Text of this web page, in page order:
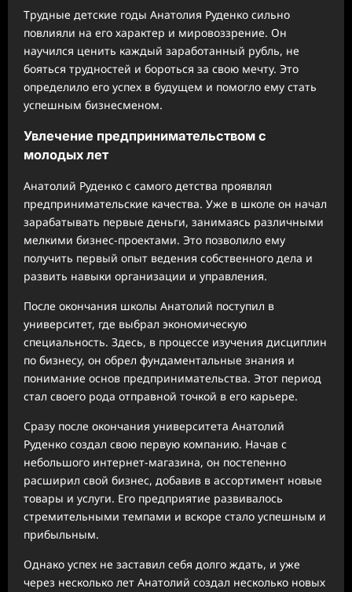
Трудные детские годы Анатолия Руденко сильно
повлияли на его характер и мировоззрение. Он
научился ценить каждый заработанный рубль, не
бояться трудностей и бороться за свою мечту. Это
определило его успех в будущем и помогло ему стать
успешным бизнесменом.
Увлечение предпринимательством с
молодых лет
Анатолий Руденко с самого детства проявлял
предпринимательские качества. Уже в школе он начал
зарабатывать первые деньги, занимаясь различными
мелкими бизнес-проектами. Это позволило ему
получить первый опыт ведения собственного дела и
развить навыки организации и управления.
После окончания школы Анатолий поступил в
университет, где выбрал экономическую
специальность. Здесь, в процессе изучения дисциплин
по бизнесу, он обрел фундаментальные знания и
понимание основ предпринимательства. Этот период
стал своего рода отправной точкой в его карьере.
Сразу после окончания университета Анатолий
Руденко создал свою первую компанию. Начав с
небольшого интернет-магазина, он постепенно
расширил свой бизнес, добавив в ассортимент новые
товары и услуги. Его предприятие развивалось
стремительными темпами и вскоре стало успешным и
прибыльным.
Однако успех не заставил себя долго ждать, и уже
через несколько лет Анатолий создал несколько новых